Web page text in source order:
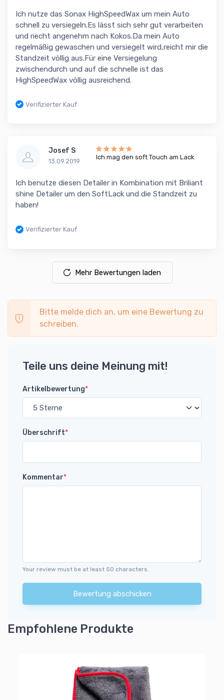
Ich nutze das Sonax HighSpeedWax um mein Auto
schnell zu versiegeln.Es lässt sich sehr gut verarbeiten
und riecht angenehm nach Kokos.Da mein Auto
regelmäßig gewaschen und versiegelt wird,reicht mir die
Standzeit völlig aus.Für eine Versiegelung
zwischendurch und auf die schnelle ist das
HighSpeedWax völlig ausreichend.
Verifizierter Kauf
Josef S
13.09.2019
Ich mag den soft Touch am Lack
Ich benutze diesen Detailer in Kombination mit Briliant
shine Detailer um den SoftLack und die Standzeit zu
haben!
Verifizierter Kauf
Mehr Bewertungen laden
Bitte melde dich an, um eine Bewertung zu
schreiben.
Teile uns deine Meinung mit!
Artikelbewertung*
Überschrift*
Kommentar*
Your review must be at least 50 characters.
Bewertung abschicken
Empfohlene Produkte